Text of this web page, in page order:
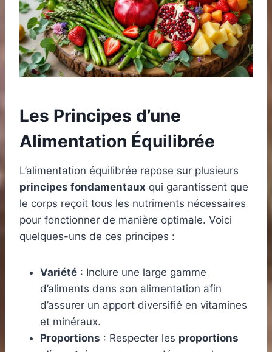
Les Principes d’une
Alimentation Équilibrée
L’alimentation équilibrée repose sur plusieurs
principes fondamentaux qui garantissent que
le corps reçoit tous les nutriments nécessaires
pour fonctionner de manière optimale. Voici
quelques-uns de ces principes :
Variété : Inclure une large gamme
d’aliments dans son alimentation afin
d’assurer un apport diversifié en vitamines
et minéraux.
Proportions : Respecter les proportions